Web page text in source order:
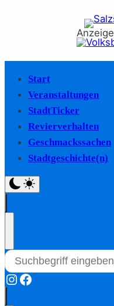
Anzeige
Start
Veranstaltungen
StadtTicker
Revierverhalten
Geschmackssachen
Stadtgeschichte(n)
Instagram
Facebook